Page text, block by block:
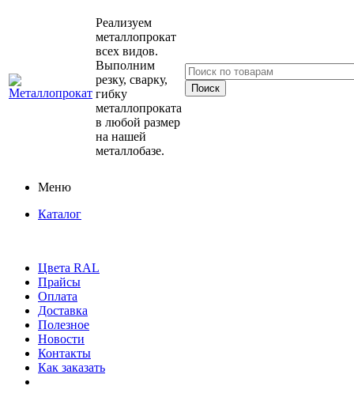
Реализуем
металлопрокат
всех видов.
Выполним
резку, сварку,
гибку
металлопроката
в любой размер
на нашей
металлобазе.
Меню
Каталог
Цвета RAL
Прайсы
Оплата
Доставка
Полезное
Новости
Контакты
Как заказать